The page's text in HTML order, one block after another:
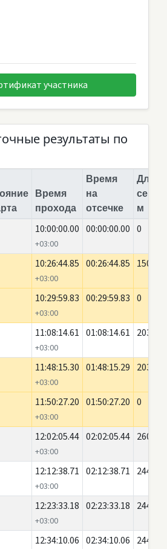
участника
результаты по
Время
прохода
Время
на
отсечке
Длина
м
10:00:00.00
+03:00
00:00:00.00 0
10:26:44.85
+03:00
00:26:44.85 1500
10:29:59.83
+03:00
00:29:59.83 0
11:08:14.61
+03:00
01:08:14.61 20350
11:48:15.30
+03:00
01:48:15.29 20350
11:50:27.20
+03:00
01:50:27.20 0
12:02:05.44
+03:00
02:02:05.44 2600
12:12:38.71
+03:00
02:12:38.71 2442
12:23:33.18
+03:00
02:23:33.18 2442
12:34:10.06 02:34:10.06 2442